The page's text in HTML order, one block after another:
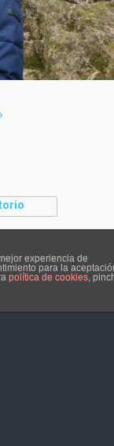
experiencia de
para la
política de cookies ,